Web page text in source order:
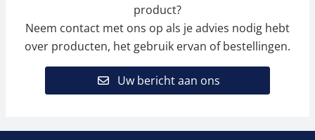
product?
Neem contact met ons op als je advies nodig hebt
over producten, het gebruik ervan of bestellingen.
Uw bericht aan ons